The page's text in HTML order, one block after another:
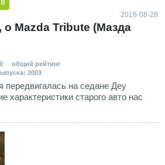
2016-08-28
Mazda Tribute (Мазда
общий рейтинг
2003
на седане Деу
характеристики старого авто нас